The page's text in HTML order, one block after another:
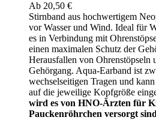
Ab 20,50 €
Stirnband aus hochwertigem
vor Wasser und Wind. Ideal für
es in Verbindung mit
einen maximalen Schutz der
Herausfallen von Ohrenstöpseln
Gehörgang. Aqua-Earband ist
wechselseitigen Tragen und
auf die jeweilige Kopfgröße
wird es von HNO-Ärzten für
Pauckenröhrchen versorgt